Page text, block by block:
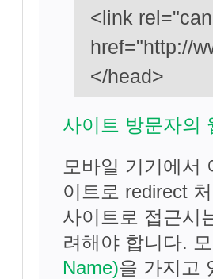
<link
href="http://
</head>
사이트 방문자의
모바일 기기에서
이트로 redirect
사이트로 접근시
려해야 합니다.
Name)을 가지고